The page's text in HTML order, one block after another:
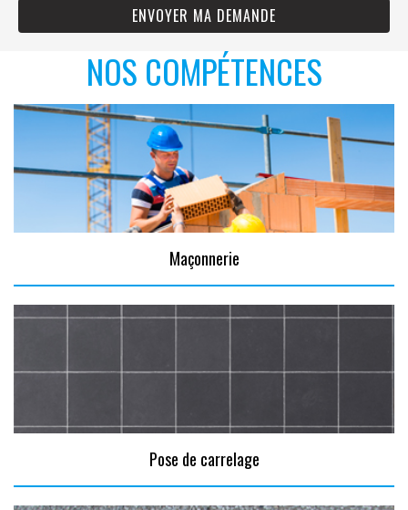
NOS COMPÉTENCES
Maçonnerie
Pose de carrelage